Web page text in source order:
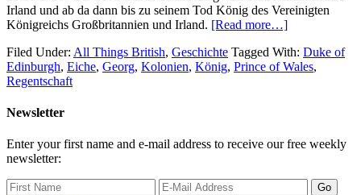
Irland und ab da dann bis zu seinem Tod König des Vereinigten
Königreichs Großbritannien und Irland. [Read more…]
Filed Under: All Things British, Geschichte Tagged With: Duke of
Edinburgh, Eiche, Georg, Kolonien, König, Prince of Wales,
Regentschaft
Newsletter
Enter your first name and e-mail address to receive our free weekly
newsletter: